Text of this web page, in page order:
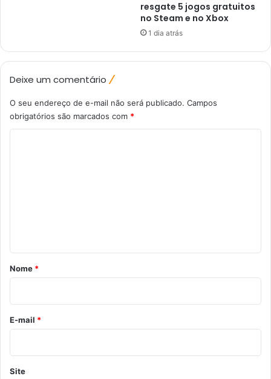
resgate 5 jogos gratuitos
no Steam e no Xbox
1 dia atrás
Deixe um comentário
O seu endereço de e-mail não será publicado. Campos
obrigatórios são marcados com *
r
o
*
Nome *
E-mail *
Site